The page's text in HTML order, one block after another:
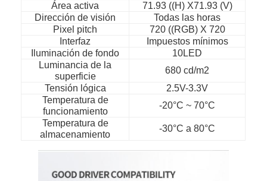
Inicio
Vídeos
Área activa
71.93 ((H) X71.93 (V)
Dirección de visión
Todas las horas
Pixel pitch
720 ((RGB) X 720
Interfaz
Impuestos mínimos
Iluminación de fondo
10LED
Luminancia de la
superficie
680 cd/m2
Tensión lógica
2.5V-3.3V
Temperatura de
funcionamiento
-20°C ~ 70°C
Temperatura de
almacenamiento
-30°C a 80°C